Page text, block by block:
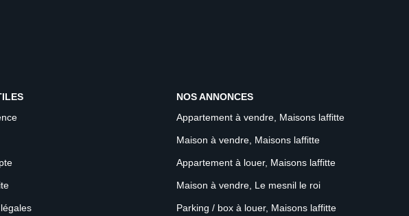
NOS ANNONCES
Appartement à vendre, Maisons laffitte
Maison à vendre, Maisons laffitte
Appartement à louer, Maisons laffitte
Maison à vendre, Le mesnil le roi
Parking / box à louer, Maisons laffitte